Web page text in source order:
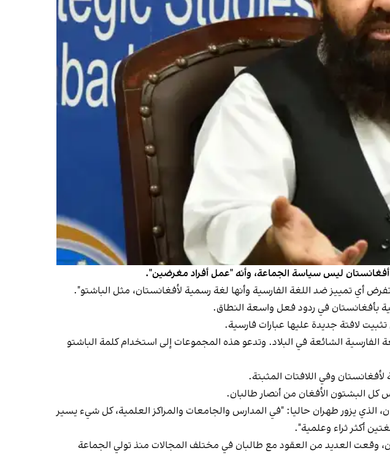
في أفغانستان ليس سياسة الجماعة، وأنه "عمل أفراد مغرضين".
أي تمييز ضد اللغة الفارسية وأنها لغة رسمية لأفغانستان، مثل الباشتو".
بأفغانستان في ردود فعل واسعة النطاق.
لافتة جديدة عليها عبارات فارسية.
الشائعة في البلاد. وتدعو هذه المجموعات إلى استخدام كلمة الباشتو
وفي اللافتات المثبتة.
البشتون الأفغان من أنصار طالبان.
الذي يزور طهران حاليا: "في المدارس والجامعات والمراكز العلمية، كل شيء يسير
أكثر ثراء وعلمية".
وقعت العديد من العقود مع طالبان في مختلف المجالات منذ تولي الجماعة